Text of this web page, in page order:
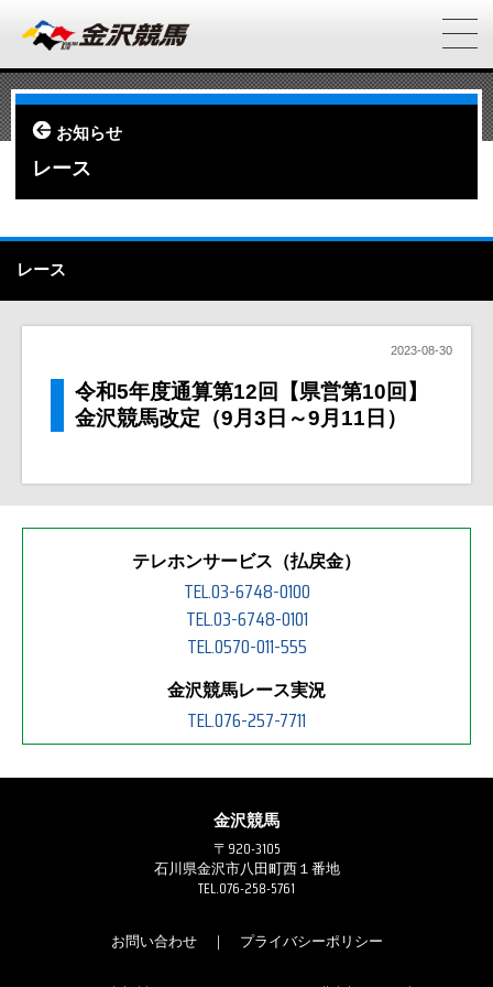
お知らせ
レース
レース
2023-08-30
令和5年度通算第12回【県営第10回】
金沢競馬改定（9月3日～9月11日）
テレホンサービス（払戻金）
TEL.03-6748-0100
TEL.03-6748-0101
TEL.0570-011-555
金沢競馬レース実況
TEL.076-257-7711
金沢競馬
〒920-3105
石川県金沢市八田町西１番地
TEL.076-258-5761
お問い合わせ｜ プライバシーポリシー